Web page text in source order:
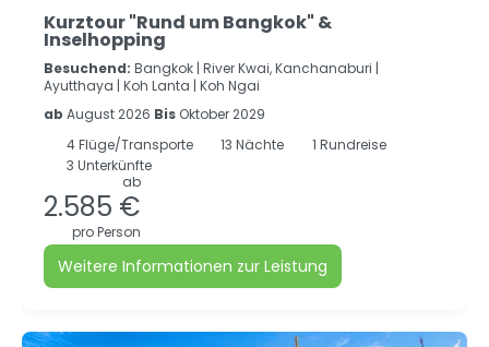
Kurztour "Rund um Bangkok" &
Inselhopping
Besuchend: Bangkok | River Kwai, Kanchanaburi |
Ayutthaya | Koh Lanta | Koh Ngai
ab August 2026 Bis Oktober 2029
4Flüge/Transporte 13 Nächte
1 Rundreise
3 Unterkünfte
ab
2.585 €
pro Person
Weitere Informationen zur Leistung